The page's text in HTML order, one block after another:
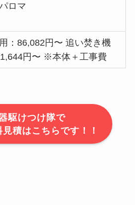
ロマ
：86,082円〜 追い焚き機
円〜 ※本体＋工事費
駆けつけ隊で
積はこちらです！！